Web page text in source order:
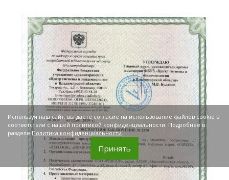
Используя наш сайт, вы даете согласие на использование файлов cookie в
соответствии с нашей политикой конфиденциальности. Подробнее в
разделеПолитика конфиденциальности.
Принять